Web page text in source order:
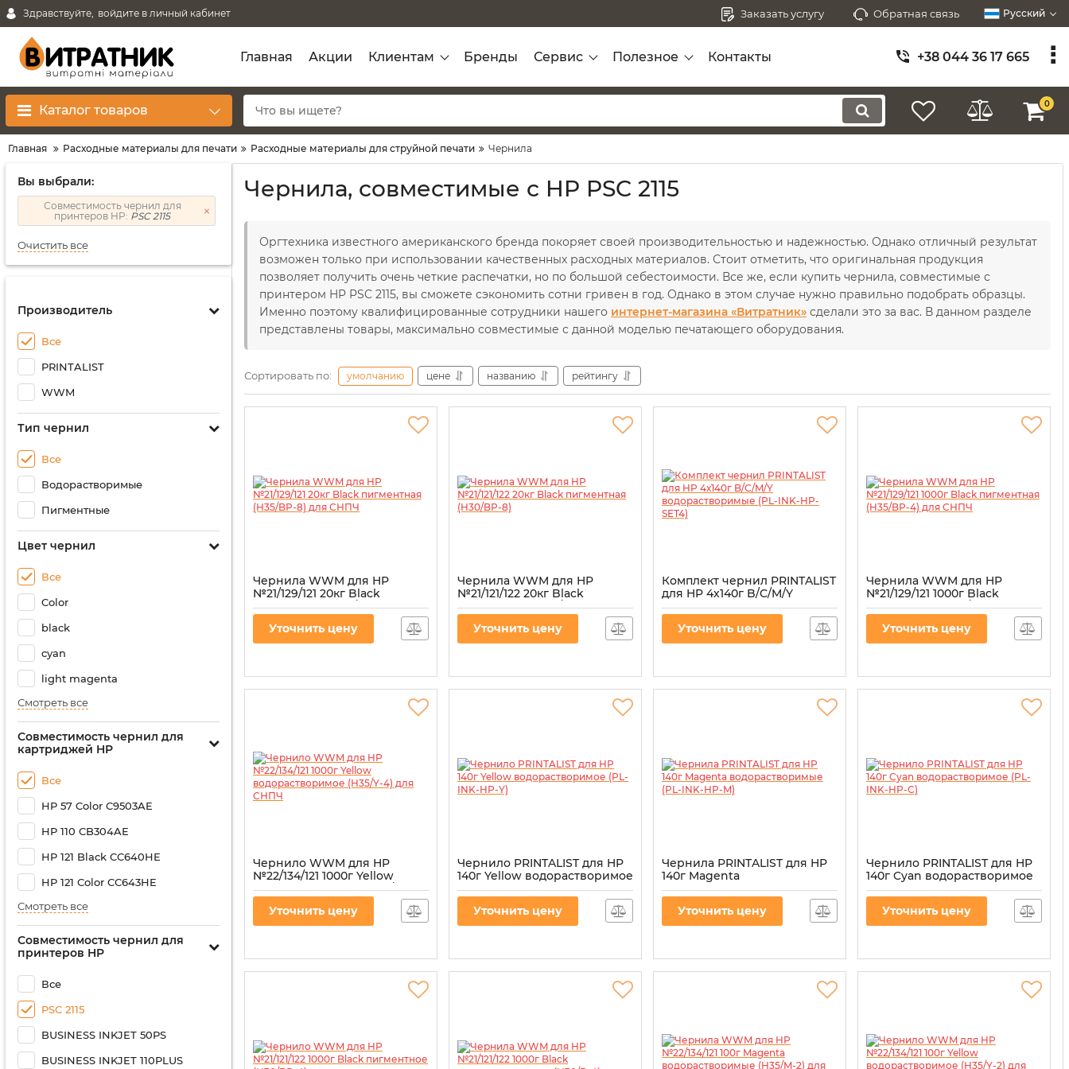
Здравствуйте, войдите в личный кабинет Заказать услугу Обратная связь Русский
Главная Акции Клиентам Бренды Сервис Полезное Контакты +38 044 36 17 665
Каталог товаров 0
Главная Расходные материалы для печати Расходные материалы для струйной печати Чернила
Вы выбрали:
Совместимость чернил для
принтеров HP: PSC 2115
Очистить все
Производитель
Все
PRINTALIST
WWM
Тип чернил
Все
Водорастворимые
Пигментные
Цвет чернил
Все
Color
black
cyan
light magenta
Смотреть все
Совместимость чернил для
картриджей HP
Все
HP 57 Color C9503AE
HP 110 CB304AE
HP 121 Black CC640HE
HP 121 Color CC643HE
Смотреть все
Совместимость чернил для
принтеров HP
Все
PSC 2115
BUSINESS INKJET 50PS
BUSINESS INKJET 110PLUS
Чернила, совместимые с HP PSC 2115
Оргтехника известного американского бренда покоряет своей производительностью и надежностью. Однако отличный результат
возможен только при использовании качественных расходных материалов. Стоит отметить, что оригинальная продукция
позволяет получить очень четкие распечатки, но по большой себестоимости. Все же, если купить чернила, совместимые с
принтером HP PSC 2115, вы сможете сэкономить сотни гривен в год. Однако в этом случае нужно правильно подобрать образцы.
Именно поэтому квалифицированные сотрудники нашего интернет-магазина «Витратник» сделали это за вас. В данном разделе
представлены товары, максимально совместимые с данной моделью печатающего оборудования.
Сортировать по: умолчанию цене названию рейтингу
Чернила WWM для HP
№21/129/121 20кг Black
пигментная (H35/BP-8) для
СНПЧ
Артикул:H35/BP-8
Уточнить цену
Чернила WWM для HP
№21/121/122 20кг Black
пигментная (H30/BP-8)
Уточнить цену
Комплект чернил PRINTALIST
для HP 4х140г B/C/M/Y
водорастворимые (PL-INK-
HP-SET4)
Артикул:PL-INK-HP-SET4
Уточнить цену
Чернила WWM для HP
№21/129/121 1000г Black
пигментная (H35/BP-4) для
СНПЧ
Артикул:H35/BP-4
Уточнить цену
Чернило WWM для HP
№22/134/121 1000г Yellow
водорастворимое (H35/Y-4)
для СНПЧ
Артикул:H35/Y-4
Уточнить цену
Чернило PRINTALIST для HP
140г Yellow водорастворимое
(PL-INK-HP-Y)
Уточнить цену
Чернила PRINTALIST для HP
140г Magenta
водорастворимые (PL-INK-
HP-M)
Артикул:PL-INK-HP-M
Уточнить цену
Чернило PRINTALIST для HP
140г Cyan водорастворимое
(PL-INK-HP-C)
Уточнить цену